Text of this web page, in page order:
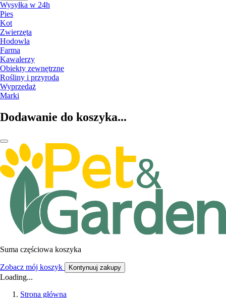
Wysyłka w 24h
Pies
Kot
Zwierzęta
Hodowla
Farma
Kawalerzy
Obiekty zewnętrzne
Rośliny i przyroda
Wyprzedaż
Marki
Dodawanie do koszyka...
Suma częściowa koszyka
Zobacz mój koszyk Kontynuuj zakupy
Loading...
Strona główna